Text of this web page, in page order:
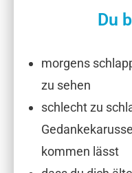
Du
morgens
zu sehen
schlecht zu
kommen lässt